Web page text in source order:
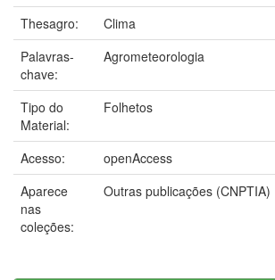
Thesagro:
Clima
Palavras-
chave:
Agrometeorologia
Tipo do
Material:
Folhetos
Acesso:
openAccess
Aparece
nas
coleções:
Outras publicações (CNPTIA)